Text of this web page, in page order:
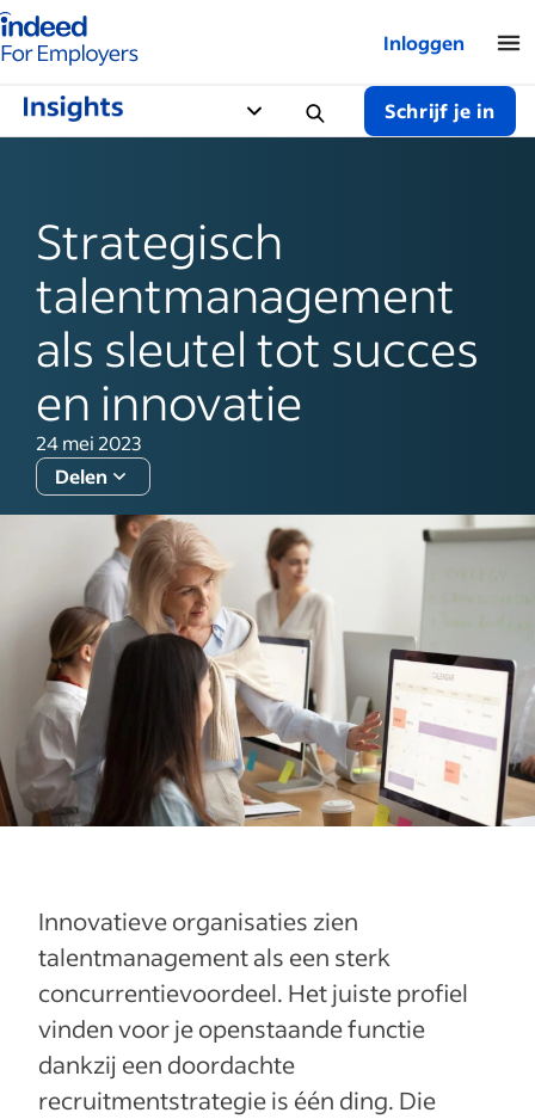
van Indeed - Voor werkgevers
Inloggen
Schrijf je in
Strategisch
talentmanagement
als sleutel tot succes
en innovatie
24 mei 2023
Delen
Innovatieve organisaties zien
talentmanagement als een sterk
concurrentievoordeel. Het juiste profiel
vinden voor je openstaande functie
dankzij een doordachte
recruitmentstrategie is één ding. Die